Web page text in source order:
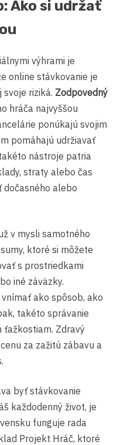
Ako si udržať
výhrami je
online stávkovanie je
riziká. Zodpovedný
hráča najvyššou
ponúkajú svojim
pomáhajú udržiavať
nástroje patria
straty alebo čas
dočasného alebo
v mysli samotného
ktoré si môžete
s prostriedkami
iné záväzky.
ako spôsob, ako
takéto správanie
ťažkostiam. Zdravý
za zažitú zábavu a
byť stávkovanie
každodenný život, je
funguje rada
Projekt Hráč, ktoré